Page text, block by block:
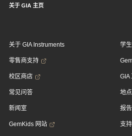
关于 GIA 主页
关于 GIA Instruments
零售商支持
校区商店
常见问答
新闻室
GemKids 网站
学
GIA
地点
报
支